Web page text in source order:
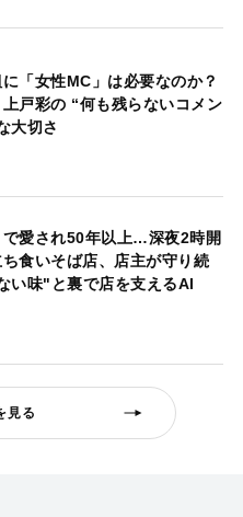
「女性MC」は必要なのか？
戸彩の “何も残らないコメン
大切さ
で愛され50年以上…深夜2時開
食いそば店、店主が守り続
い味"と裏で店を支えるAI
見る